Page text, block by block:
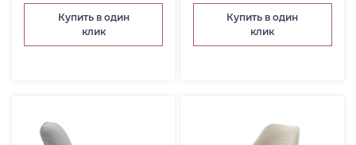
Купить в один
клик
Купить в один
клик